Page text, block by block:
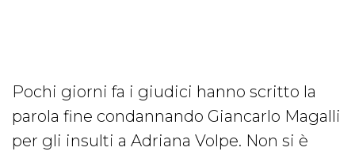
Pochi giorni fa i giudici hanno scritto la
parola fine condannando Giancarlo Magalli
per gli insulti a Adriana Volpe. Non si è